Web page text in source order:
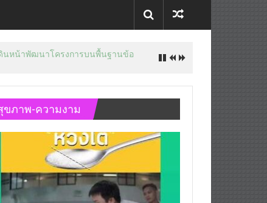
บล็อกเล็ก ผิดพลาด
ขภาพ-ความงาม